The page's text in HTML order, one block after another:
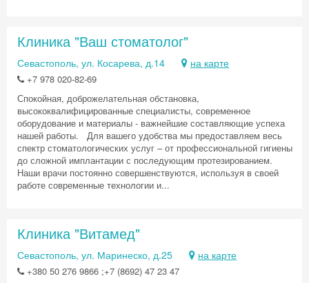
Клиника "Ваш стоматолог"
Севастополь, ул. Косарева, д.14 на карте
+7 978 020-82-69
Спокойная, доброжелательная обстановка,
высококвалифицированные специалисты, современное
оборудование и материалы - важнейшие составляющие успеха
нашей работы. Для вашего удобства мы предоставляем весь
спектр стоматологических услуг – от профессиональной гигиены
до сложной имплантации с последующим протезированием.
Наши врачи постоянно совершенствуются, используя в своей
работе современные технологии и...
Клиника "Витамед"
Севастополь, ул. Маринеско, д.25 на карте
+380 50 276 9866 ;+7 (8692) 47 23 47